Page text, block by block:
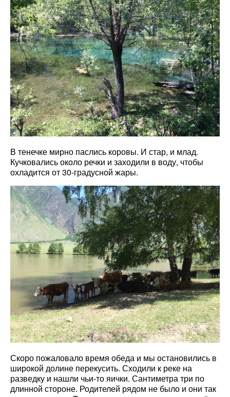
В тенечке мирно паслись коровы. И стар, и млад.
Кучковались около речки и заходили в воду, чтобы
охладится от 30-градусной жары.
Скоро пожаловало время обеда и мы остановились в
широкой долине перекусить. Сходили к реке на
разведку и нашли чьи-то яички. Сантиметра три по
длинной стороне. Родителей рядом не было и они так